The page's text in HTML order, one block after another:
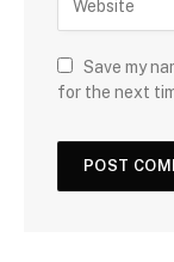
Save my
for the next